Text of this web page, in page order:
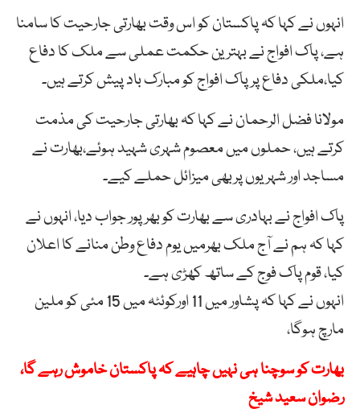
انہوں نے کہا کہ پاکستان کو اس وقت بھارتی جارحیت کا سامنا
ہے، پاک افواج نے بہترین حکمت عملی سے ملک کا دفاع
کیا،ملکی دفاع پر پاک افواج کو مبارک باد پیش کرتے ہیں۔
مولانا فضل الرحمان نے کہا کہ بھارتی جارحیت کی مذمت
کرتے ہیں، حملوں میں معصوم شہری شہید ہوئے،بھارت نے
مساجد اور شہریوں پربھی میزائل حملے کیے۔
پاک افواج نے بہادری سے بھارت کو بھرپور جواب دیا، انہوں نے
کہا کہ ہم نے آج ملک بھرمیں یوم دفاع وطن منانے کا اعلان
کیا، قوم پاک فوج کے ساتھ کھڑی ہے۔
انہوں نے کہا کہ پشاور میں 11 اورکوئٹہ میں 15 مئی کو ملین
مارچ ہوگا،
بھارت کو سوچنا ہی نہیں چاہیے کہ پاکستان خاموش رہے گا،
رضوان سعید شیخ